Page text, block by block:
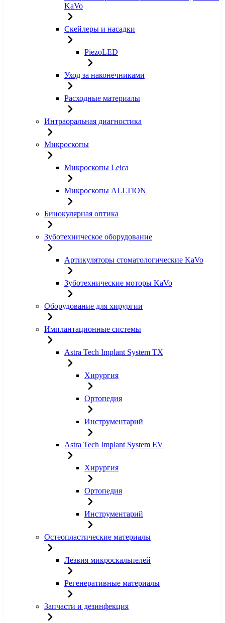
KaVo
Скейлеры и насадки
PiezoLED
Уход за наконечниками
Расходные материалы
Интраоральная диагностика
Микроскопы
Микроскопы Leica
Микроскопы ALLTION
Бинокулярная оптика
Зуботехническое оборудование
Артикуляторы стоматологические KaVo
Зуботехнические моторы KaVo
Оборудование для хирургии
Имплантационные системы
Astra Tech Implant System TX
Хирургия
Ортопедия
Инструментарий
Astra Tech Implant System EV
Хирургия
Ортопедия
Инструментарий
Остеопластические материалы
Лезвия микроскальпелей
Регенеративные материалы
Запчасти и дезинфекция